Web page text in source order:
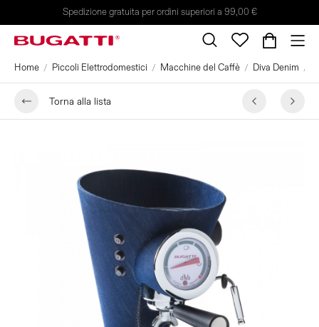
Spedizione gratuita per ordini superiori a 99,00 €
Home Piccoli Elettrodomestici Macchine del Caffè Diva Denim
Torna alla lista